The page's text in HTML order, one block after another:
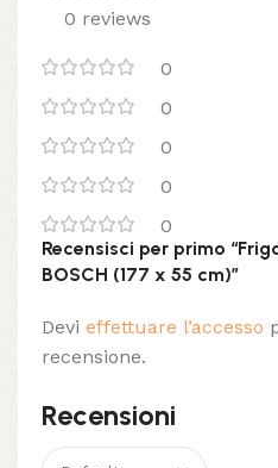
0 reviews
0
0
0
0
0
Recensioni
Recensisci per primo
BOSCH (177 x 55 cm)”
Devi effettuare l’accesso
recensione.